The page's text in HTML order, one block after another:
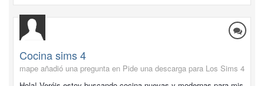
Cocina sims 4
mape añadió una pregunta en Pide una descarga para Los Sims 4